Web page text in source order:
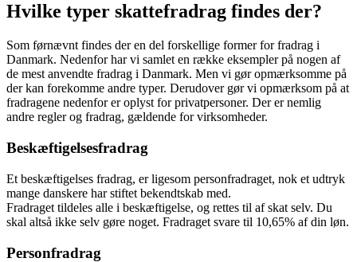
Hvilke typer skattefradrag findes der?
Som førnævnt findes der en del forskellige former for fradrag i
Danmark. Nedenfor har vi samlet en række eksempler på nogen af
de mest anvendte fradrag i Danmark. Men vi gør opmærksomme på
der kan forekomme andre typer. Derudover gør vi opmærksom på at
fradragene nedenfor er oplyst for privatpersoner. Der er nemlig
andre regler og fradrag, gældende for virksomheder.
Beskæftigelsesfradrag
Et beskæftigelses fradrag, er ligesom personfradraget, nok et udtryk
mange danskere har stiftet bekendtskab med.
Fradraget tildeles alle i beskæftigelse, og rettes til af skat selv. Du
skal altså ikke selv gøre noget. Fradraget svare til 10,65% af din løn.
Personfradrag